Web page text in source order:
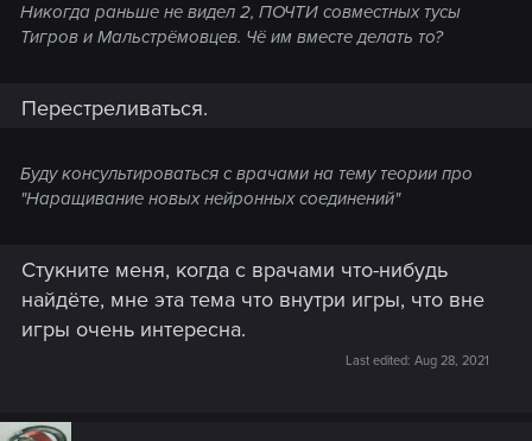
Никогда раньше не видел 2, ПОЧТИ совместных тусы
Тигров и Мальстрёмовцев. Чё им вместе делать то?
Перестреливаться.
Буду консультироваться с врачами на тему теории про
"Наращивание новых нейронных соединений"
Стукните меня, когда с врачами что-нибудь
найдёте, мне эта тема что внутри игры, что вне
игры очень интересна.
Last edited: Aug 28, 2021